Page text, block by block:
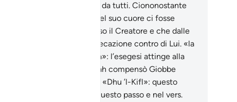
sanguinolento, abbandonato da tutti. Ciononostante
Giobbe non lasciò mai che nel suo cuore ci fosse
spazio per l’ingratitudine verso il Creatore e che dalle
sue labbra sfuggisse un’imprecazione contro di Lui. «la
sua famiglia e un’altra ancora»: l’esegesi attinge alla
tradizione e afferma che Allah compensò Giobbe
risuscitando i suoi figli morti. «Dhu ’l-Kifl»: questo
profeta viene citato solo in questo passo e nel vers.